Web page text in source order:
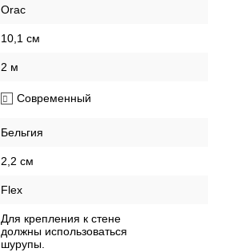
Orac
10,1 см
2 м
Современный
Бельгия
2,2 см
Flex
Для крепления к стене
должны использоваться
шурупы.